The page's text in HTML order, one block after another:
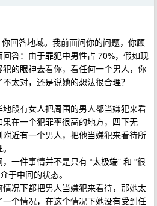
回答地域。我前面问你的问题，你顾
答：由于罪犯中男性占 70%，假如现
的眼神去看你，看任何一个男人，你
太对，还是说她的想法很合理？
段有女人把周围的男人都当嫌犯来看
在一个犯罪率很高的地方，四下无
近有一个男人，把他当嫌犯来看待所
一件事情并不是只有 “太极端” 和 “很
于中间的状态。
况下都把男人当嫌犯来看待，那她太
个情况，在这个情况下她没有受到任